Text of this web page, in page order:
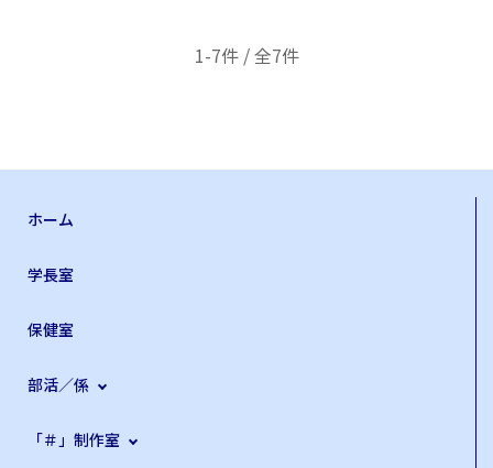
1-7件 / 全7件
ホーム
学長室
保健室
部活／係
「＃」制作室